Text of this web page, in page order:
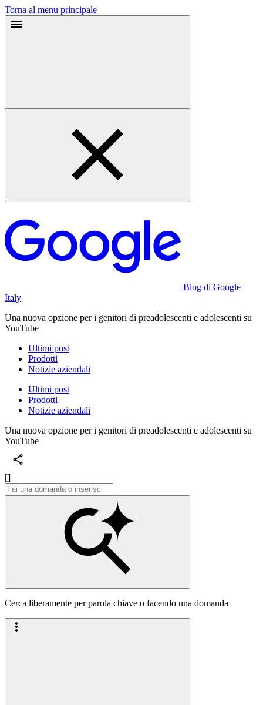
Torna al menu principale
Blog di Google
Italy
Una nuova opzione per i genitori di preadolescenti e adolescenti su
YouTube
Ultimi post
Prodotti
Notizie aziendali
Ultimi post
Prodotti
Notizie aziendali
Una nuova opzione per i genitori di preadolescenti e adolescenti su
YouTube
[]
Cerca liberamente per parola chiave o facendo una domanda